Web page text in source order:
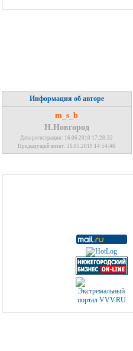
Информация об авторе
m_s_b
Н.Новгород
Дата регистрации: 16.06.2010 17:28:32
Предыдущий визит: 26.05.2019 14:54:46